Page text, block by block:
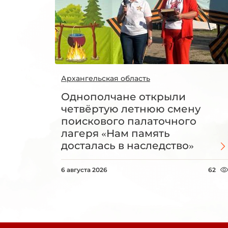
Архангельская область
Однополчане открыли
четвёртую летнюю смену
поискового палаточного
лагеря «Нам память
досталась в наследство»
6 августа 2026 62